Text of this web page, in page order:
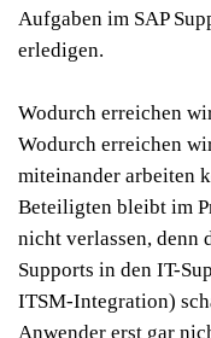
Aufgaben im SAP
erledigen.
Wodurch erreichen
Wodurch erreichen
miteinander arbeiten
Beteiligten bleibt im
nicht verlassen, denn
Supports in den IT-
ITSM-Integration)
Anwender erst gar